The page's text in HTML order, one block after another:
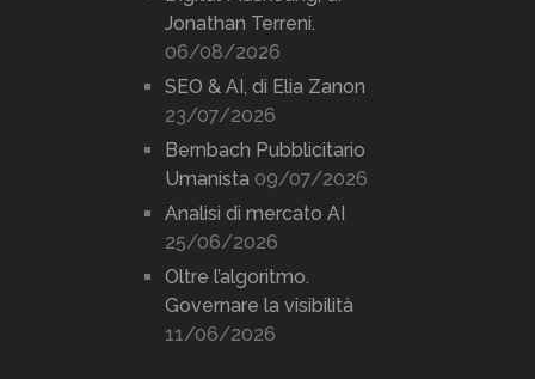
Jonathan Terreni.
06/08/2026
SEO & AI, di Elia Zanon
23/07/2026
Bernbach Pubblicitario
Umanista 09/07/2026
Analisi di mercato AI
25/06/2026
Oltre l’algoritmo.
Governare la visibilità
11/06/2026